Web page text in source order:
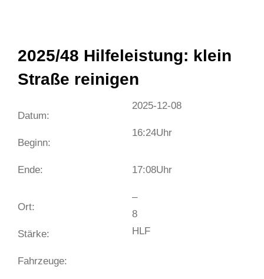
2025/48 Hilfeleistung: klein
Straße reinigen
Datum:
Beginn:
Ende:
2025-12-08
16:24Uhr
17:08Uhr
Ort:
Stärke:
Fahrzeuge:
–
8
HLF